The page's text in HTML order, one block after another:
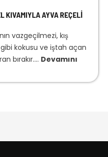
KIVAMIYLA AYVA REÇELI
vazgeçilmezi, kış
kokusu ve iştah açan
bırakır.... Devamını